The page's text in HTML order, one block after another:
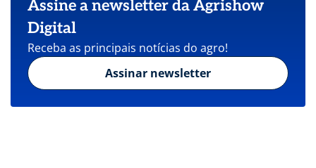
Assine a newsletter da Agrishow
Digital
Receba as principais notícias do agro!
Assinar newsletter